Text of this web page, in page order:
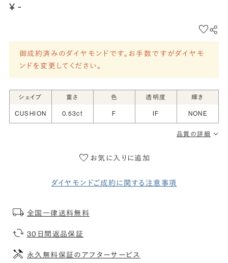
¥ -
御成約済みのダイヤモンドです。お手数ですがダイヤモ
ンドを変更してください。
シェイプ 重さ 色 透明度 輝き
CUSHION 0.53ct F IF NONE
品質の詳細
お気に入りに追加
ダイヤモンドご成約に関する注意事項
全国一律送料無料
30日間返品保証
永久無料保証のアフターサービス